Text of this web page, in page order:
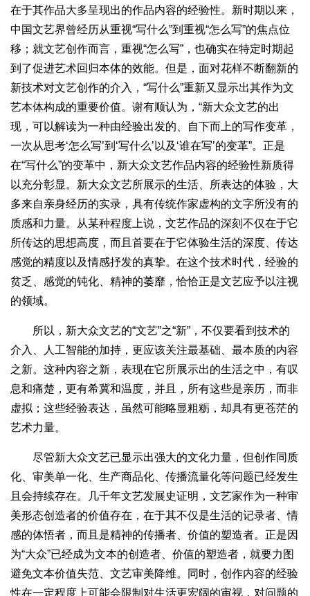
在于其作品大多呈现出的作品内容的经验性。新时期以来，
中国文艺界曾经历从重视“写什么”到重视“怎么写”的焦点位
移；就文艺创作而言，重视“怎么写”，也确实在特定时期起
到了促进艺术回归本体的效能。但是，面对花样不断翻新的
新技术对文艺创作的介入，“写什么”重新又显示出其作为文
艺本体构成的重要价值。谢有顺认为，“新大众文艺的出
现，可以解读为一种由经验出发的、自下而上的写作变革，
一次从思考‘怎么写’到‘写什么’以及‘谁在写’的变革”。正是
在“写什么”的变革中，新大众文艺作品内容的经验性新质得
以充分彰显。新大众文艺所展示的生活、所表达的体验，大
多来自亲身经历的实录，具有传统作家虚构的文字所没有的
质感和力量。从某种程度上说，文艺作品的深刻不仅在于它
所传达的思想高度，而且首要在于它体验生活的深度、传达
感觉的精度以及情感抒发的真挚。在这个技术时代，经验的
贫乏、感觉的钝化、精神的萎靡，恰恰正是文艺应予以注视
的领域。
所以，新大众文艺的“文艺”之“新”，不仅要看到技术的
介入、人工智能的加持，更应该关注最基础、最本质的内容
之新。这种内容之新，表现在它所展示出的生活之中，有叹
息和痛楚，更有希冀和温度，并且，所有这些是亲历，而非
虚拟；这些经验表达，虽然可能略显粗粝，却具有更苍茫的
艺术力量。
尽管新大众文艺已显示出强大的文化力量，但创作同质
化、审美单一化、生产商品化、传播流量化等问题已经发生
且会持续存在。几千年文艺发展史证明，文艺家作为一种审
美形态创造者的价值存在，在于其不仅是生活的记录者、情
感的体悟者，而且是精神的传播者、价值的塑造者。正是因
为“大众”已经成为文本的创造者、价值的塑造者，就要力图
避免文本价值失范、文艺审美降维。同时，创作内容的经验
性在一定程度上可能会限制对生活更宏阔的审视，对问题的